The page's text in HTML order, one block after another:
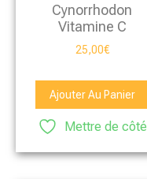
Cynorrhodon
Vitamine C
25,00€
Ajouter Au Panier
Mettre de côté